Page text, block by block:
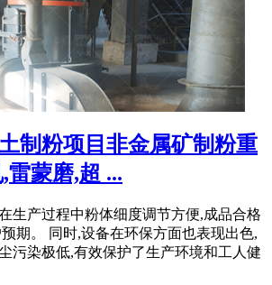
制粉项目非金属矿制粉重
雷蒙磨,超 ...
生产过程中粉体细度调节方便,成品合格
期。 同时,设备在环保方面也表现出色,
污染极低,有效保护了生产环境和工人健